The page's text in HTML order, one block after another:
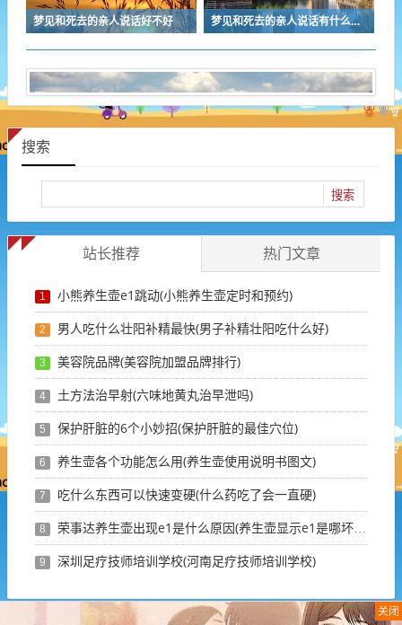
梦见和死去的亲人说话好不好 梦见和死去的亲人说话有什么预兆
搜索
站长推荐 热门文章
1 小熊养生壶e1跳动(小熊养生壶定时和预约)
2 男人吃什么壮阳补精最快(男子补精壮阳吃什么好)
3 美容院品牌(美容院加盟品牌排行)
4 土方法治早射(六味地黄丸治早泄吗)
5 保护肝脏的6个小妙招(保护肝脏的最佳穴位)
6 养生壶各个功能怎么用(养生壶使用说明书图文)
7 吃什么东西可以快速变硬(什么药吃了会一直硬)
8 荣事达养生壶出现e1是什么原因(养生壶显示e1是哪坏了)
9 深圳足疗技师培训学校(河南足疗技师培训学校)
关闭